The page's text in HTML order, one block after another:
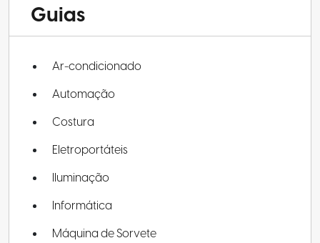
Guias
Ar-condicionado
Automação
Costura
Eletroportáteis
Iluminação
Informática
Máquina de Sorvete